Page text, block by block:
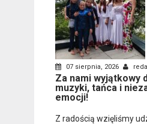
07 sierpnia, 2026
Za nami wyjątkowy
muzyki, tańca i
emocji!
Z radością wzięliśmy